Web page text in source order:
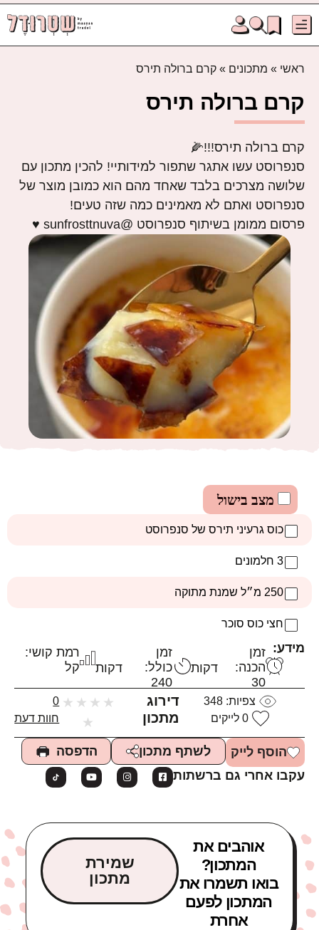
ראשי » מתכונים » קרם ברולה תירס
קרם ברולה תירס
קרם ברולה תירס!!!🌽
סנפרוסט עשו אתגר שתפור למידותיי! להכין מתכון עם
שלושה מצרכים בלבד שאחד מהם הוא כמובן מוצר של
סנפרוסט ואתם לא מאמינים כמה שזה טעים!
פרסום ממומן בשיתוף סנפרוסט @sunfrosttnuva ♥️
מצב בישול
כוס גרעיני תירס של סנפרוסט
3 חלמונים
250 מ״ל שמנת מתוקה
חצי כוס סוכר
מידע: זמן
הכנה:
30
דקות
זמן
כולל:
240
דקות
רמת קושי:
קל
צפיות:348
0 לייקים
דירוג
מתכון
★
★
★
★
★
0
חוות דעת
הוסף לייק לשתף מתכון
הדפסה
עקבו אחרי גם ברשתות
אוהבים את
המתכון?
בואו תשמרו את
המתכון לפעם
אחרת
שמירת
מתכון